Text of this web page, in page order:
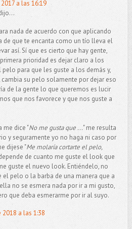
a las 16:19
nada de acuerdo con que aplicando
de que te encanta como un tío lleva el
así. Sí que es cierto que hay gente,
prioridad es dejar claro a los
para que les guste a los demás y,
su pelo solamente por dejar eso
de la gente lo que queremos es lucir
que nos favorece y que nos guste a
me dice "No me gusta que ..." me resulta
y seguramente yo no haga ni caso por
dijese "Me molaría cortarte el pelo,
de cuanto me guste el look que
guste el nuevo look. Entiéndelo, no
el pelo o la barba de una manera que a
no se esmera nada por ir a mi gusto,
que deba esmerarme por ir al suyo.
a las 1:38